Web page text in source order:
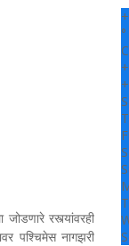
रस्त्यांवरही
पश्चिमेस नागझरी
+
°
C
+
+